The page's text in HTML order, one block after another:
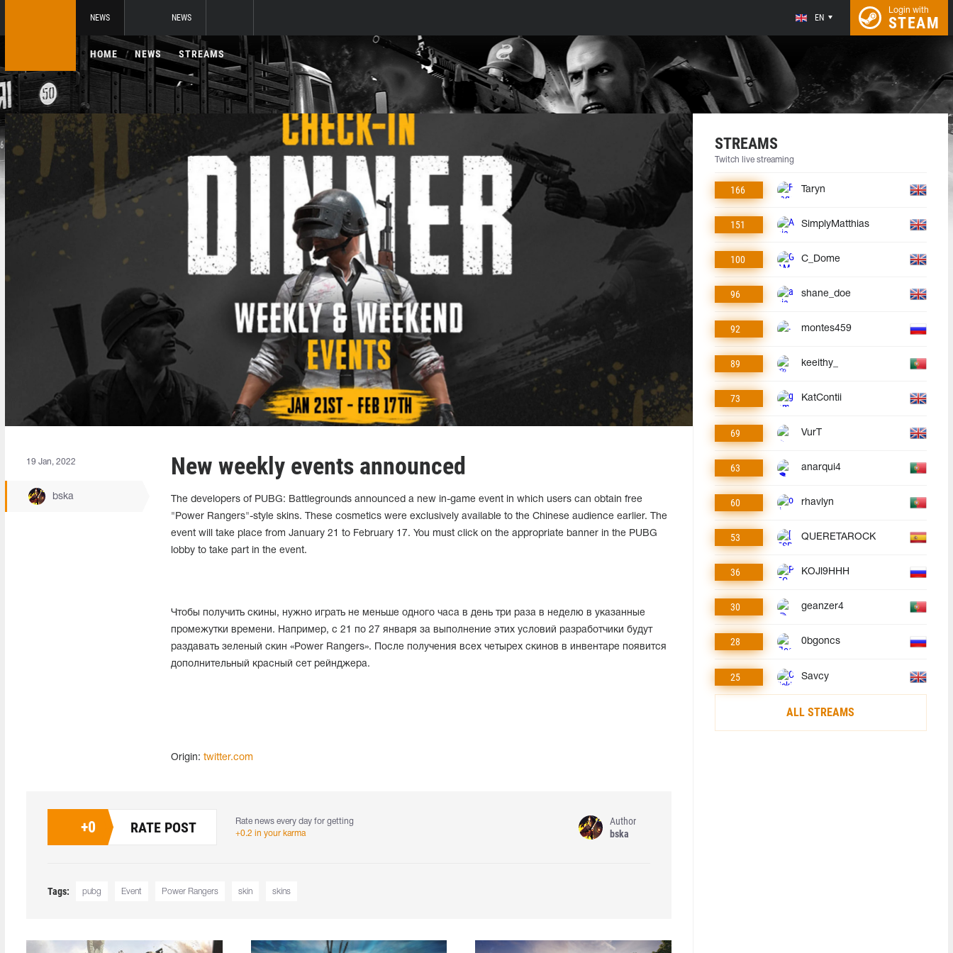
NEWS NEWS EN
Login with
STEAM
HOME NEWS STREAMS
19 Jan, 2022
bska
New weekly events announced
The developers of PUBG: Battlegrounds announced a new in-game event in which users can obtain free
"Power Rangers"-style skins. These cosmetics were exclusively available to the Chinese audience earlier. The
event will take place from January 21 to February 17. You must click on the appropriate banner in the PUBG
lobby to take part in the event.
Чтобы получить скины, нужно играть не меньше одного часа в день три раза в неделю в указанные
промежутки времени. Например, с 21 по 27 января за выполнение этих условий разработчики будут
раздавать зеленый скин «Power Rangers». После получения всех четырех скинов в инвентаре появится
дополнительный красный сет рейнджера.
Origin: twitter.com
+0 RATE POST
Rate news every day for getting
+0.2 in your karma
Author
bska
Tags: pubg Event Power Rangers skin skins
STREAMS
Twitch live streaming
166 Taryn
151 SimplyMatthias
100 C_Dome
96 shane_doe
92 montes459
89 keeithy_
73 KatContii
69 VurT
63 anarqui4
60 rhavlyn
53 QUERETAROCK
36 KOJl9HHH
30 geanzer4
28 0bgoncs
25 Savcy
ALL STREAMS